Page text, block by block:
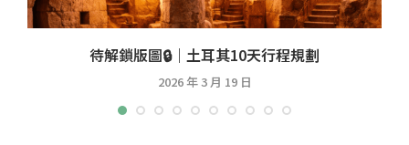
待解鎖版圖🔒｜土耳其10天行程規劃
2026 年 3 月 19 日